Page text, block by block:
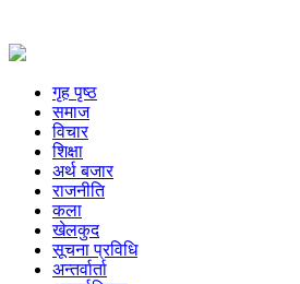
गृह पृष्ठ
समाज
विचार
शिक्षा
अर्थ बजार
राजनीति
कला
खेलकुद
सूचना प्रविधि
अन्तर्वार्ता